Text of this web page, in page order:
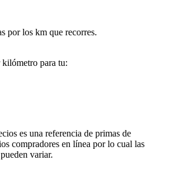
por los km que recorres.
kilómetro para tu:
es una referencia de primas de
compradores en línea por lo cual las
variar.